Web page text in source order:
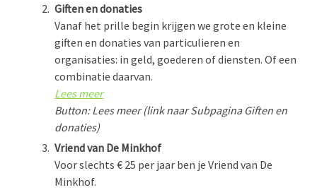
Giften en donaties
Vanaf het prille begin krijgen we grote en kleine
giften en donaties van particulieren en
organisaties: in geld, goederen of diensten. Of een
combinatie daarvan.
Lees meer
Button: Lees meer (link naar Subpagina Giften en
donaties)
Vriend van De Minkhof
Voor slechts € 25 per jaar ben je Vriend van De
Minkhof.